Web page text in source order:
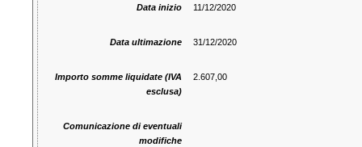
Data inizio 11/12/2020
Data ultimazione 31/12/2020
Importo somme liquidate (IVA
esclusa)
2.607,00
Comunicazione di eventuali
modifiche